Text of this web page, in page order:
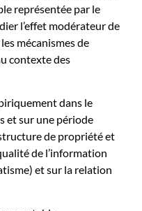
représentée par le
l’effet modérateur de
mécanismes de
contexte des
dans le
et sur une période
de propriété et
de l’information
et sur la relation